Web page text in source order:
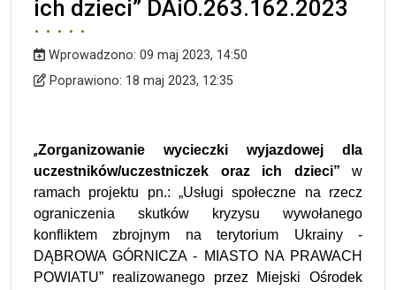
ich dzieci” DAiO.263.162.2023
Wprowadzono
Wprowadzono: 09 maj 2023, 14:50
Poprawiono
Poprawiono: 18 maj 2023, 12:35
„Zorganizowanie wycieczki wyjazdowej dla
uczestników/uczestniczek oraz ich dzieci” w
ramach projektu pn.: „Usługi społeczne na rzecz
ograniczenia skutków kryzysu wywołanego
konfliktem zbrojnym na terytorium Ukrainy -
DĄBROWA GÓRNICZA - MIASTO NA PRAWACH
POWIATU” realizowanego przez Miejski Ośrodek